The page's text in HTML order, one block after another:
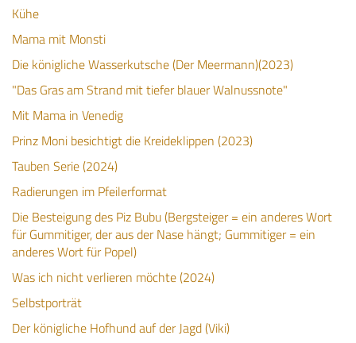
Kühe
Mama mit Monsti
Die königliche Wasserkutsche (Der Meermann)(2023)
"Das Gras am Strand mit tiefer blauer Walnussnote"
Mit Mama in Venedig
Prinz Moni besichtigt die Kreideklippen (2023)
Tauben Serie (2024)
Radierungen im Pfeilerformat
Die Besteigung des Piz Bubu (Bergsteiger = ein anderes Wort
für Gummitiger, der aus der Nase hängt; Gummitiger = ein
anderes Wort für Popel)
Was ich nicht verlieren möchte (2024)
Selbstporträt
Der königliche Hofhund auf der Jagd (Viki)